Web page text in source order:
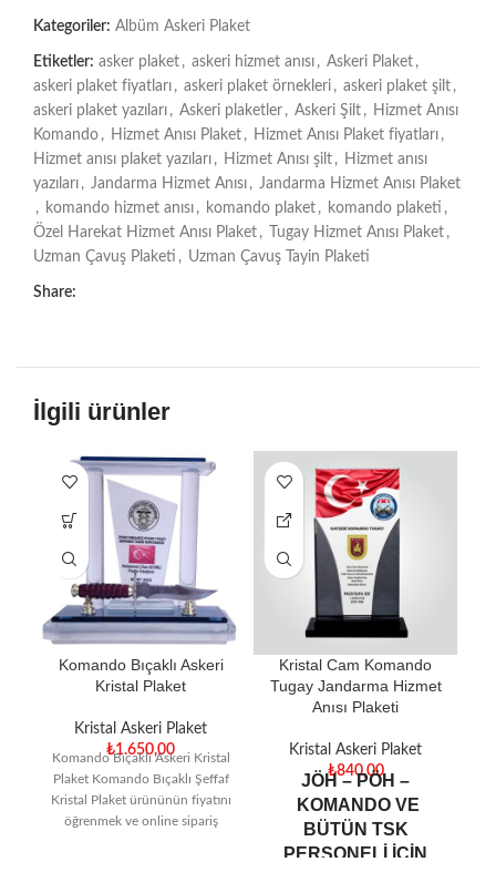
Kategoriler: Albüm Askeri Plaket
Etiketler: asker plaket , askeri hizmet anısı , Askeri Plaket ,
askeri plaket fiyatları , askeri plaket örnekleri , askeri plaket şilt ,
askeri plaket yazıları , Askeri plaketler , Askeri Şilt , Hizmet Anısı
Komando , Hizmet Anısı Plaket , Hizmet Anısı Plaket fiyatları ,
Hizmet anısı plaket yazıları , Hizmet Anısı şilt , Hizmet anısı
yazıları , Jandarma Hizmet Anısı , Jandarma Hizmet Anısı Plaket
, komando hizmet anısı , komando plaket , komando plaketi ,
Özel Harekat Hizmet Anısı Plaket , Tugay Hizmet Anısı Plaket ,
Uzman Çavuş Plaketi , Uzman Çavuş Tayin Plaketi
Share:
İlgili ürünler
Komando Bıçaklı Askeri
Kristal Plaket
Kristal Askeri Plaket
₺1.650,00
Komando Bıçaklı Askeri Kristal
Plaket Komando Bıçaklı Şeffaf
Kristal Plaket ürününün fiyatını
öğrenmek ve online sipariş
Kristal Cam Komando
Tugay Jandarma Hizmet
Anısı Plaketi
Kristal Askeri Plaket
₺840,00
JÖH – PÖH –
KOMANDO VE
BÜTÜN TSK
PERSONELİ İÇİN